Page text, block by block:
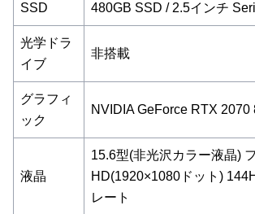
SSD 480GB SSD / 2.5インチ
光学ドラ
イブ
非搭載
グラフィ
ック
NVIDIA GeForce RTX 2070
液晶
15.6型(非光沢カラー液晶)
HD(1920×1080ドット)
レート